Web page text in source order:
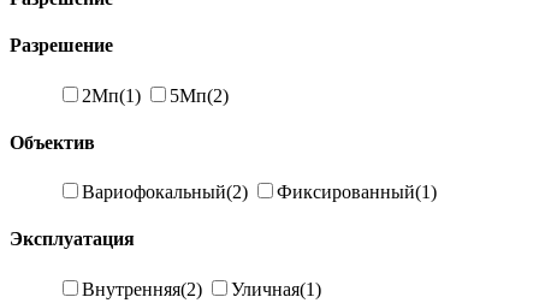
Разрешение
2Мп(1) 5Мп(2)
Объектив
Вариофокальный(2) Фиксированный(1)
Эксплуатация
Внутренняя(2) Уличная(1)